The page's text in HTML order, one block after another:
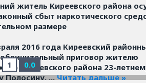
житель Киреевского района
сбыт наркотического
размере
2016 года Киреевский
приговор жителю
Киреевского района 23-
Полосину....Читать дальше »
1 0.0